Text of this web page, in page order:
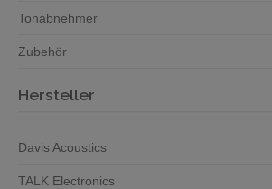
Tonabnehmer
Zubehör
Hersteller
Davis Acoustics
TALK Electronics